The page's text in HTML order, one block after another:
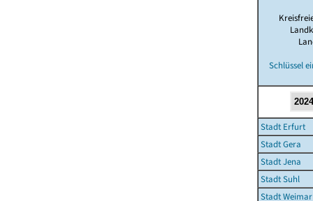
Schlüssel
Stadt Erfurt
Stadt Gera
Stadt Jena
Stadt Suhl
Stadt Weimar